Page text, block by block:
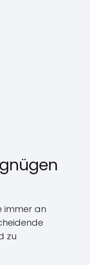
immer an
zu